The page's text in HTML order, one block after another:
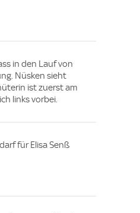
in den Lauf von
Nüsken sieht
ist zuerst am
links vorbei.
für Elisa Senß